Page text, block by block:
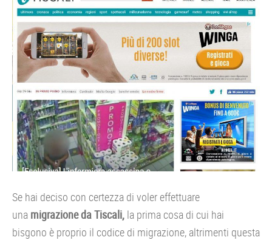
Se hai deciso con certezza di voler effettuare
una migrazione da Tiscali, la prima cosa di cui hai
bisgono è proprio il codice di migrazione, altrimenti questa